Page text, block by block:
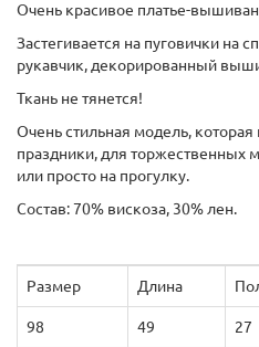
Очень красивое платье-
Застегивается на пуговички на
рукавчик, декорированный
Ткань не тянется!
Очень стильная модель,
праздники, для торжественных
или просто на прогулку.
Состав:70% вискоза, 30% лен.
Размер Длина
98 49 27